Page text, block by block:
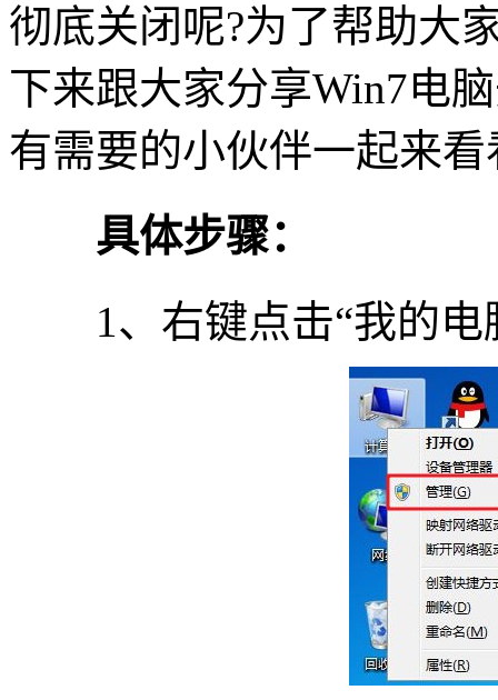
彻底关闭呢?为了帮助大
下来跟大家分享Win7电
有需要的小伙伴一起来看
具体步骤：
1、右键点击“我的电